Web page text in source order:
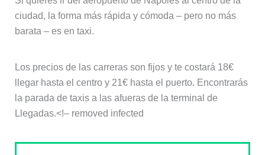
ciudad, la forma más rápida y cómoda – pero no más
barata – es en taxi.
Los precios de las carreras son fijos y te costará 18€
llegar hasta el centro y 21€ hasta el puerto. Encontrarás
la parada de taxis a las afueras de la terminal de
Llegadas.<!– removed infected